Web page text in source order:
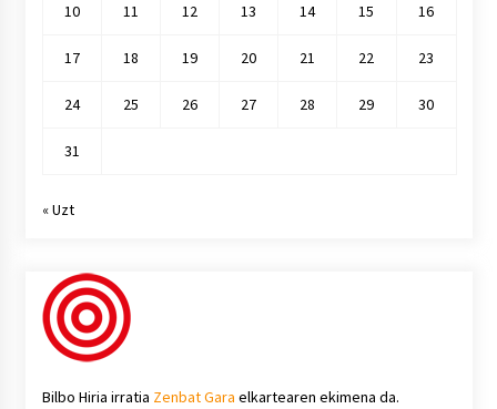
10 11 12 13 14 15 16
17 18 19 20 21 22 23
24 25 26 27 28 29 30
31
« Uzt
Bilbo Hiria irratia Zenbat Gara elkartearen ekimena da.